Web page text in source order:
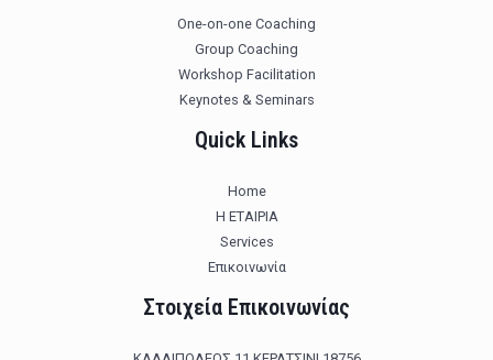
One-on-one Coaching
Group Coaching
Workshop Facilitation
Keynotes & Seminars
Quick Links
Home
Η ΕΤΑΙΡΙΑ
Services
Επικοινωνία
Στοιχεία Επικοινωνίας